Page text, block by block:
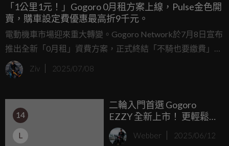
「1公里1元！」Gogoro 0月租方案上線，Pulse金色開
賣，購車設定費優惠最高折9千元。
電動機車市場迎來重大轉變。Gogoro Network於7月8日宣布
推出全新「0月租」資費方案，正式終結「不騎也要繳費」的
時代，為用戶帶來更彈性、更符合實際使用情況的選擇。新
方案主打每公里騎乘僅需約1元，大幅降低電動機車使用成
Ziv 2025/07/08
14
L
二輪入門首選 Gogoro
EZZY 全新上市！ 更輕鬆的
日常代步新選擇 搭配補助
最低入手價不到 3 萬元，限
Webber 2025/06/12